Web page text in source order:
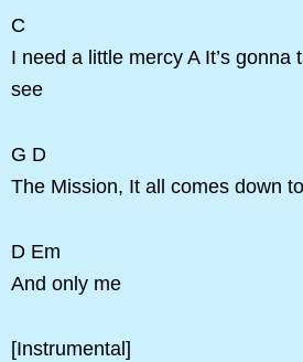
C
I need a little mercy A It’s gonna
see
G D
The Mission, It all comes down
D Em
And only me
[Instrumental]